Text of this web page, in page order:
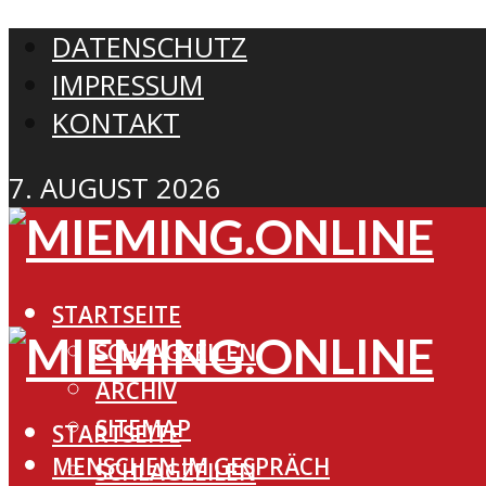
DATENSCHUTZ
IMPRESSUM
KONTAKT
7. AUGUST 2026
STARTSEITE
SCHLAGZEILEN
ARCHIV
SITEMAP
MENSCHEN IM GESPRÄCH
STARTSEITE
SCHLAGZEILEN